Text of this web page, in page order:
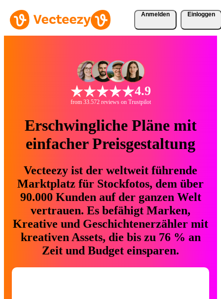
Anmelden Einloggen
4.9
from 33.572 reviews on Trustpilot
Erschwingliche Pläne mit
einfacher Preisgestaltung
Vecteezy ist der weltweit führende
Marktplatz für Stockfotos, dem über
90.000 Kunden auf der ganzen Welt
vertrauen. Es befähigt Marken,
Kreative und Geschichtenerzähler mit
kreativen Assets, die bis zu 76 % an
Zeit und Budget einsparen.